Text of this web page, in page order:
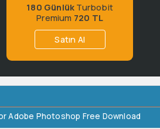
180 Günlük Turbobit
Premium 720 TL
Satın Al
Adobe Photoshop Free Download